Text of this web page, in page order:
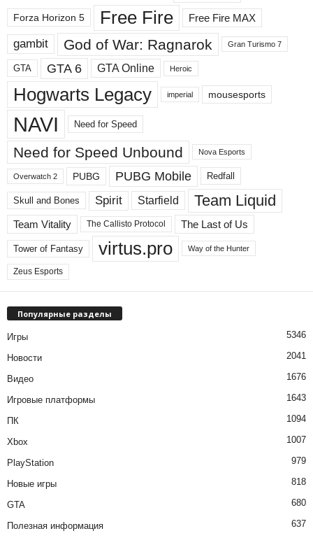
д
е
ы
Forza Horizon 5 Free Fire Free Fire MAX
gambit God of War: Ragnarok Gran Turismo 7
GTA GTA 6 GTA Online Heroic
Hogwarts Legacy imperial mousesports
NAVI Need for Speed
Need for Speed ​​Unbound Nova Esports
Overwatch 2 PUBG PUBG Mobile Redfall
Skull and Bones Spirit Starfield Team Liquid
Team Vitality The Callisto Protocol The Last of Us
Tower of Fantasy virtus.pro Way of the Hunter
Zeus Esports
Популярные разделы
Игры 5346
Новости 2041
Видео 1676
Игровые платформы 1643
ПК 1094
Xbox 1007
PlayStation 979
Новые игры 818
GTA 680
Полезная информация 637